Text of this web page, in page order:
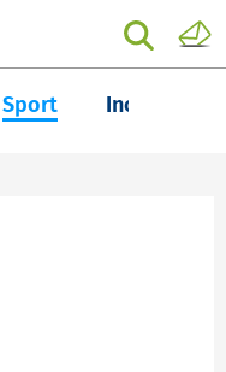
Sport Inchieste